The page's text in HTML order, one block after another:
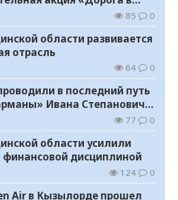
85 0
области развивается
отрасль
64 0
в последний путь
Ивана Степановича
77 0
области усилили
финансовой дисциплиной
124 0
Air в Кызылорде прошел